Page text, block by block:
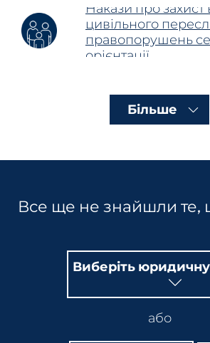
Накази про захист
цивільного
правопорушень
орієнтації
Більше
Все ще не знайшли те,
Виберіть
або